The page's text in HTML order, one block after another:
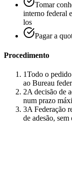
Tomar
interno federal
los
Pagar a
Procedimento
1Todo o
ao Bureau
2A decisão de
num prazo
3A Federação
de adesão,